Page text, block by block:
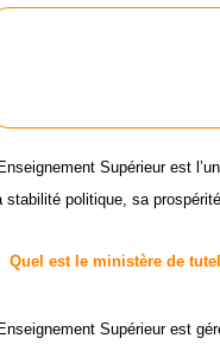
Supérieur est
stabilité politique, sa
Quel est le ministère de
Supérieur est